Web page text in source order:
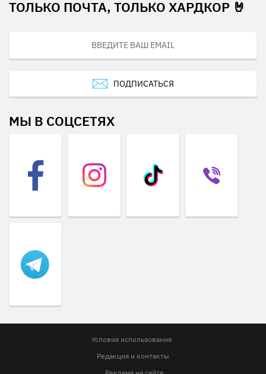
ТОЛЬКО ПОЧТА, ТОЛЬКО ХАРДКОР 🤘
ПОДПИСАТЬСЯ
МЫ В СОЦСЕТЯХ
Условия использования
Редакция и контакты